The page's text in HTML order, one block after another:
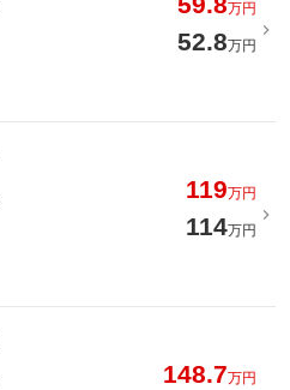
万円
52.8万円
119万円
114万円
148.7万円